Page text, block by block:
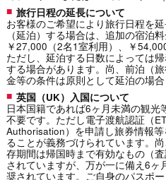
旅行日程の延長について
お客様のご希望により旅行日程を
（延泊）する場合は、追加の宿泊
￥27,000（2名1室利用）、￥
ただし、延泊する日数によっては
する場合があります。尚、前泊（
金等の条件は原則として延泊の場合
英国（UK）入国について
日本国籍であれば6ヶ月未満の観
不要です。ただし電子渡航認証（
Authorisation）を申請し旅券情報
ることが義務づけられています。
存期間は帰国時まで有効なもの（
されていますが、万が一に備え6ヶ
奨されています。ご自身のパスポ